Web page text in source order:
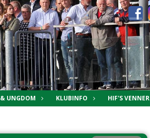
UNGDOM KLUBINFO HIF'S VENNER